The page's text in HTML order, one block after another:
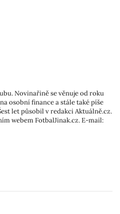
Novinařině se věnuje od roku
osobní finance a stále také píše
let působil v redakci Aktuálně.cz.
webem FotbalJinak.cz. E-mail: